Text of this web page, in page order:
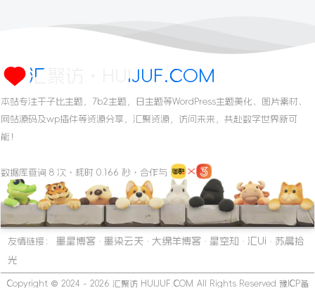
汇聚访・HUIJUF.COM
本站专注于子比主题，7b2主题，日主题等WordPress主题美化、图片素材、
网站源码及wp插件等资源分享，汇聚资源，访问未来，共赴数字世界新可
能！
数据库查询 8 次・耗时 0.166 秒・合作与
友情链接： 墨星博客 · 墨染云天 · 大绵羊博客 · 星空知 · 汇Ui · 苏晨拾
光
Copyright © 2024 - 2026 汇聚访 HUIJUF.COM All Rights Reserved 豫ICP备